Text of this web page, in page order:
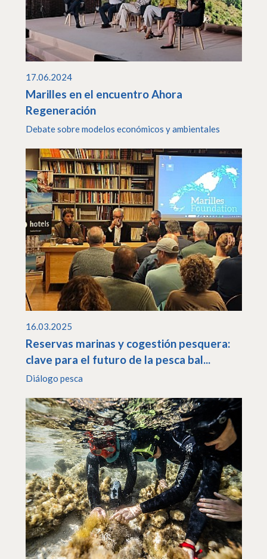
17.06.2024
Marilles en el encuentro Ahora
Regeneración
Debate sobre modelos económicos y ambientales
16.03.2025
Reservas marinas y cogestión pesquera:
clave para el futuro de la pesca bal...
Diálogo pesca